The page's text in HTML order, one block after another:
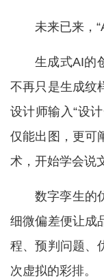
未来已来，
生成式AI的
不再只是生成纹
设计师输入“设
仅能出图，更可
术，开始学会说
数字孪生的
细微偏差便让成
程、预判问题、
次虚拟的彩排。